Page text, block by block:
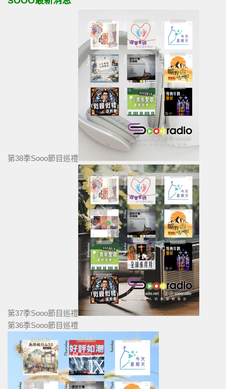
第38季Sooo節目巡禮
第37季Sooo節目巡禮
第36季Sooo節目巡禮